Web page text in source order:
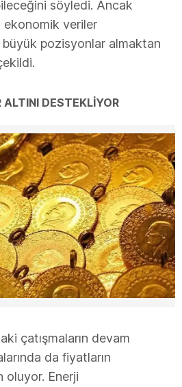
söyledi. Ancak
ekonomik veriler
büyük pozisyonlar almaktan
ALTINI DESTEKLİYOR
çatışmaların devam
da fiyatların
oluyor. Enerji